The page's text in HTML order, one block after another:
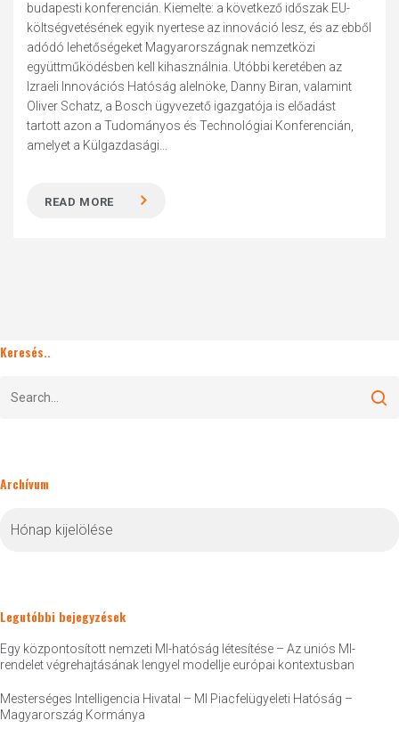
budapesti konferencián. Kiemelte: a következő időszak EU-
költségvetésének egyik nyertese az innováció lesz, és az ebből
adódó lehetőségeket Magyarországnak nemzetközi
együttműködésben kell kihasználnia. Utóbbi keretében az
Izraeli Innovációs Hatóság alelnöke, Danny Biran, valamint
Oliver Schatz, a Bosch ügyvezető igazgatója is előadást
tartott azon a Tudományos és Technológiai Konferencián,
amelyet a Külgazdasági...
READ MORE
Keresés..
Archívum
Legutóbbi bejegyzések
Egy központosított nemzeti MI-hatóság létesítése – Az uniós MI-
rendelet végrehajtásának lengyel modellje európai kontextusban
Mesterséges Intelligencia Hivatal – MI Piacfelügyeleti Hatóság –
Magyarország Kormánya